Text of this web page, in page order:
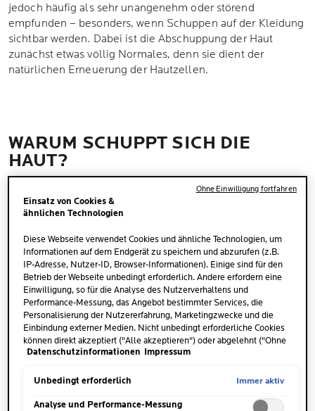
jedoch häufig als sehr unangenehm oder störend
empfunden – besonders, wenn Schuppen auf der Kleidung
sichtbar werden. Dabei ist die Abschuppung der Haut
zunächst etwas völlig Normales, denn sie dient der
natürlichen Erneuerung der Hautzellen.
WARUM SCHUPPT SICH DIE
HAUT?
etwa alle 28 Tage, wobei sie alte,
abgestorbene Hautzellen abwirft.
Regel nichts mitbekommt. Bei schuppiger Haut sind die
abgestorbenen Hautzellen dagegen deutlich sichtbar. Sie
finden sich sowohl auf der Hautoberfläche als auch auf
Kleidung, Kissen und anderen Oberflächen. Meist steht die
Schuppenbildung mit trockener bis sehrtrockener Haut
Zusammenhang. Es ist aber auch möglich, dassfettige
Hautsich übermässig schuppt.
Einsatz von Cookies &
ähnlichen Technologien
Diese Webseite verwendet Cookies und ähnliche Technologien, um
Informationen auf dem Endgerät zu speichern und abzurufen (z.B.
IP-Adresse, Nutzer-ID, Browser-Informationen). Einige sind für den
Betrieb der Webseite unbedingt erforderlich. Andere erfordern eine
Einwilligung, so für die Analyse des Nutzerverhaltens und
Performance-Messung, das Angebot bestimmter Services, die
Personalisierung der Nutzererfahrung, Marketingzwecke und die
Einbindung externer Medien. Nicht unbedingt erforderliche Cookies
können direkt akzeptiert ("Alle akzeptieren") oder abgelehnt ("Ohne
Einwilligung fortfahren") werden. Individuelle Anpassungen der
speichern"). Die Auswahl kann jederzeit unter dem Link "Cookie-
unsere Datenschutzinformationen.
Datenschutzinformationen Impressum
Unbedingt erforderlich Immer aktiv
Analyse und Performance-Messung
Ohne Einwilligung fortfahren